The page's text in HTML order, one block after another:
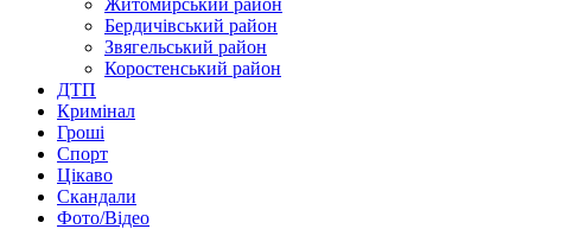
Житомирський район
Бердичівський район
Звягельський район
Коростенський район
ДТП
Кримінал
Гроші
Спорт
Цікаво
Скандали
Фото/Відео